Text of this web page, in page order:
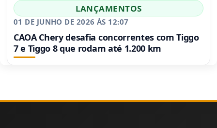
LANÇAMENTOS
01 DE JUNHO DE 2026 ÀS 12:07
CAOA Chery desafia concorrentes com Tiggo
7 e Tiggo 8 que rodam até 1.200 km